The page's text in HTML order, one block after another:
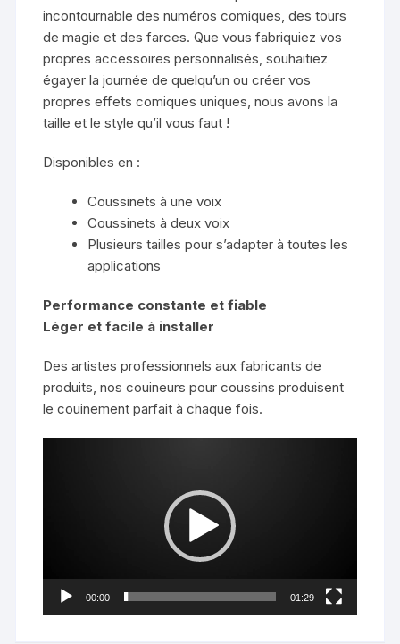
incontournable des numéros comiques, des tours
de magie et des farces. Que vous fabriquiez vos
propres accessoires personnalisés, souhaitiez
égayer la journée de quelqu’un ou créer vos
propres effets comiques uniques, nous avons la
taille et le style qu’il vous faut !
Disponibles en :
Coussinets à une voix
Coussinets à deux voix
Plusieurs tailles pour s’adapter à toutes les
applications
Performance constante et fiable
Léger et facile à installer
Des artistes professionnels aux fabricants de
produits, nos couineurs pour coussins produisent
le couinement parfait à chaque fois.
00:00 01:29